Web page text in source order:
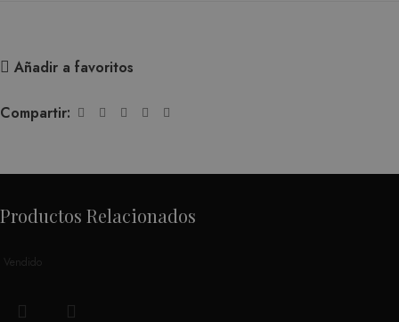
Añadir a favoritos
Compartir:
Productos Relacionados
Vendido